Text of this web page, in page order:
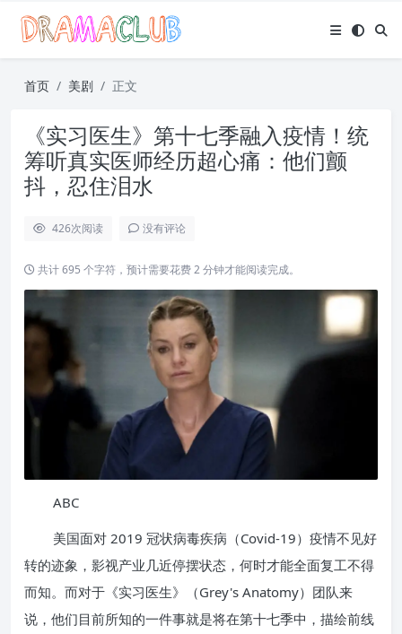
首页 美剧 正文
《实习医生》第十七季融入疫情！统
筹听真实医师经历超心痛：他们颤
抖，忍住泪水
426次阅读 没有评论
共计 695 个字符，预计需要花费 2 分钟才能阅读完成。
ABC
美国面对 2019 冠状病毒疾病（Covid-19）疫情不见好
转的迹象，影视产业几近停摆状态，何时才能全面复工不得
而知。而对于《实习医生》（Grey's Anatomy）团队来
说，他们目前所知的一件事就是将在第十七季中，描绘前线